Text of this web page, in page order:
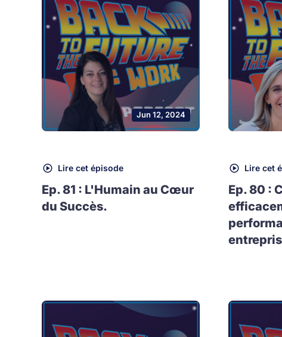
Jun 12, 2024
Lire cet épisode
Ep. 81 : L'Humain au Cœur
du Succès.
Lire cet
Ep. 80 :